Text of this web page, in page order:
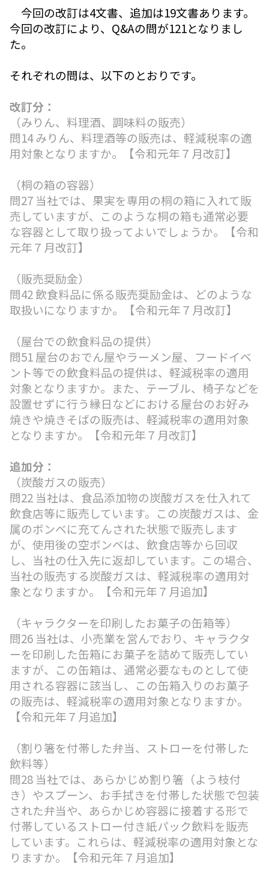
今回の改訂は4文書、追加は19文書あります。
今回の改訂により、Q&Aの問が121となりまし
た。
それぞれの問は、以下のとおりです。
改訂分：
（みりん、料理酒、調味料の販売）
問14 みりん、料理酒等の販売は、軽減税率の適
用対象となりますか。【令和元年７月改訂】
（桐の箱の容器）
問27 当社では、果実を専用の桐の箱に入れて販
売していますが、このような桐の箱も通常必要
な容器として取り扱ってよいでしょうか。【令和
元年７月改訂】
（販売奨励金）
問42 飲食料品に係る販売奨励金は、どのような
取扱いになりますか。【令和元年７月改訂】
（屋台での飲食料品の提供）
問51 屋台のおでん屋やラーメン屋、フードイベ
ント等での飲食料品の提供は、軽減税率の適用
対象となりますか。また、テーブル、椅子などを
設置せずに行う縁日などにおける屋台のお好み
焼きや焼きそばの販売は、軽減税率の適用対象
となりますか。【令和元年７月改訂】
追加分：
（炭酸ガスの販売）
問22 当社は、食品添加物の炭酸ガスを仕入れて
飲食店等に販売しています。この炭酸ガスは、金
属のボンベに充てんされた状態で販売します
が、使用後の空ボンベは、飲食店等から回収
し、当社の仕入先に返却しています。この場合、
当社の販売する炭酸ガスは、軽減税率の適用対
象となりますか。【令和元年７月追加】
（キャラクターを印刷したお菓子の缶箱等）
問26 当社は、小売業を営んでおり、キャラクタ
ーを印刷した缶箱にお菓子を詰めて販売してい
ますが、この缶箱は、通常必要なものとして使
用される容器に該当し、この缶箱入りのお菓子
の販売は、軽減税率の適用対象となりますか。
【令和元年７月追加】
（割り箸を付帯した弁当、ストローを付帯した
飲料等）
問28 当社では、あらかじめ割り箸（よう枝付
き）やスプーン、お手拭きを付帯した状態で包装
された弁当や、あらかじめ容器に接着する形で
付帯しているストロー付き紙パック飲料を販売
しています。これらは、軽減税率の適用対象とな
りますか。【令和元年７月追加】